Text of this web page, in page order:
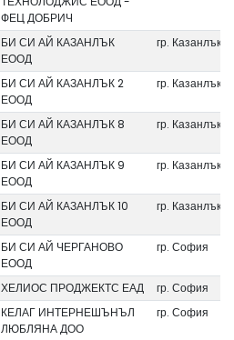
ФЕЦ ДОБРИЧ
БИ СИ АЙ КАЗАНЛЪК
ЕООД
гр. Казанлък
БИ СИ АЙ КАЗАНЛЪК 2
ЕООД
гр. Казанлък
БИ СИ АЙ КАЗАНЛЪК 8
ЕООД
гр. Казанлък
БИ СИ АЙ КАЗАНЛЪК 9
ЕООД
гр. Казанлък
БИ СИ АЙ КАЗАНЛЪК 10
ЕООД
гр. Казанлък
БИ СИ АЙ ЧЕРГАНОВО
ЕООД
гр. София
ХЕЛИОС ПРОДЖЕКТС ЕАД
гр. София
КЕЛАГ ИНТЕРНЕШЪНЪЛ
ЛЮБЛЯНА ДОО
гр. София